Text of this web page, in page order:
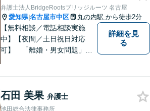
弁護士法人BridgeRootsブリッジルーツ 名古屋
愛知県|名古屋市中区 丸の内駅 から徒歩2分
【無料相談／電話相談実施
中】【夜間／土日祝日対応
可】 「離婚・男女問題」
弁護士と事務職員が力を合わ
せ、依頼者のみなさまに満足
詳細を見
る
石田 美果 弁護士
池田総合法律事務所